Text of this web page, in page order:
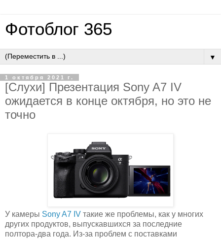
Фотоблог 365
▼
1 октября 2021 г.
[Слухи] Презентация Sony A7 IV
ожидается в конце октября, но это не
точно
У камеры Sony A7 IV такие же проблемы, как у многих
других продуктов, выпускавшихся за последние
полтора-два года. Из-за проблем с поставками